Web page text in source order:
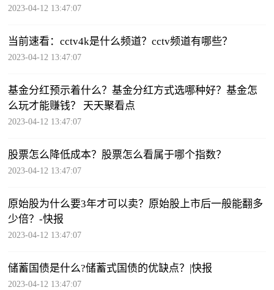
2023-04-12 13:47:07
当前速看：cctv4k是什么频道？cctv频道有哪些？
2023-04-12 13:47:07
基金分红预示着什么？基金分红方式选哪种好？基金怎
么玩才能赚钱？ 天天聚看点
2023-04-12 13:47:07
股票怎么降低成本？股票怎么看属于哪个指数？
2023-04-12 13:47:07
原始股为什么要3年才可以卖？原始股上市后一般能翻多
少倍？-快报
2023-04-12 13:47:07
储蓄国债是什么?储蓄式国债的优缺点？|快报
2023-04-12 13:47:07